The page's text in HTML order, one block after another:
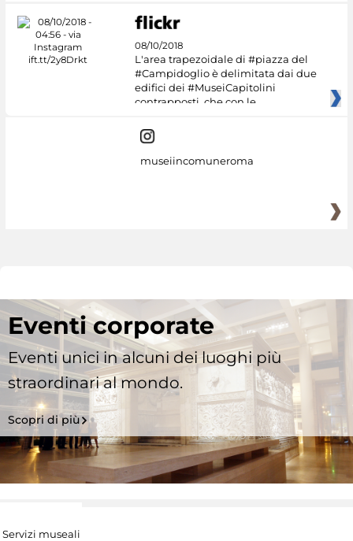
08/10/2018
L'area trapezoidale di #piazza del
#Campidoglio è delimitata dai due
edifici dei #MuseiCapitolini
contrapposti, che con le
museiincomuneroma
Eventi corporate
Eventi unici in alcuni dei luoghi più
straordinari al mondo.
Scopri di più
Servizi museali